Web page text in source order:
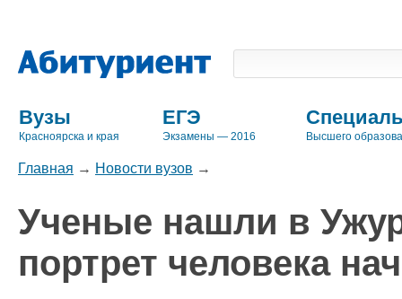
Вузы
Красноярска и края
ЕГЭ
Экзамены — 2016 Высшего
Главная → Новости вузов →
Ученые нашли в
портрет человека